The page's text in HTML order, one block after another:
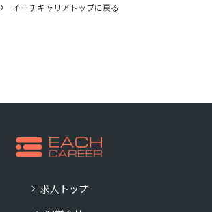
イーチキャリアトップに戻る
求人トップ